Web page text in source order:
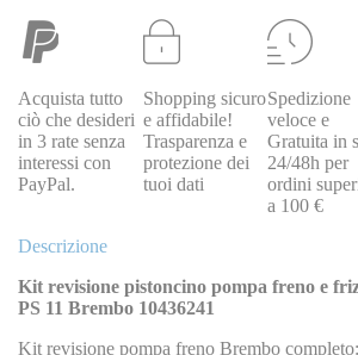
Acquista tutto
ciò che desideri
in 3 rate senza
interessi con
PayPal.
Shopping sicuro
e affidabile!
Trasparenza e
protezione dei
tuoi dati
Spedizione
veloce e
Gratuita in
24/48h per
ordini
a 100 €
Descrizione
Kit revisione pistoncino pompa freno e
PS 11 Brembo 10436241
Kit revisione pompa freno Brembo